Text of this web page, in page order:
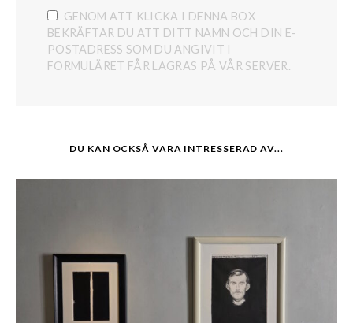
GENOM ATT KLICKA I DENNA BOX
BEKRÄFTAR DU ATT DITT NAMN OCH DIN E-
POSTADRESS SOM DU ANGIVIT I
FORMULÄRET FÅR LAGRAS PÅ VÅR SERVER.
DU KAN OCKSÅ VARA INTRESSERAD AV...